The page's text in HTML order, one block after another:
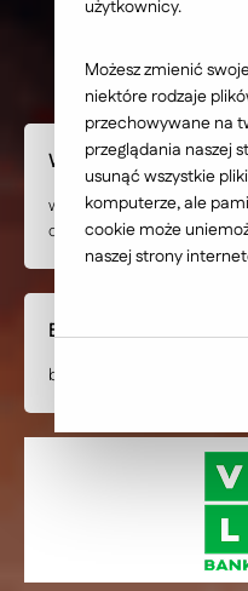
kredytowymi
Wdrożone rozwiązanie
wieloserwisowa platforma
dedykowanymi
Branża
bankowość i usługi
użytkownicy.
Możesz zmienić
niektóre rodzaje
przechowywane na
przeglądania naszej
usunąć wszystkie
komputerze, ale
cookie może
naszej strony